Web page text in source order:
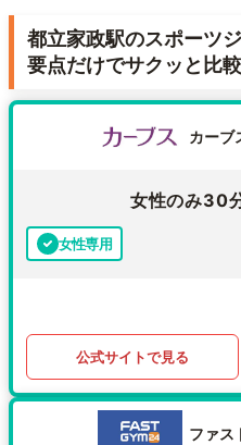
都立家政駅のスポーツ
要点だけでサクッと比較
カーブ
女性のみ30
女性専用
公式サイトで見る
ファス